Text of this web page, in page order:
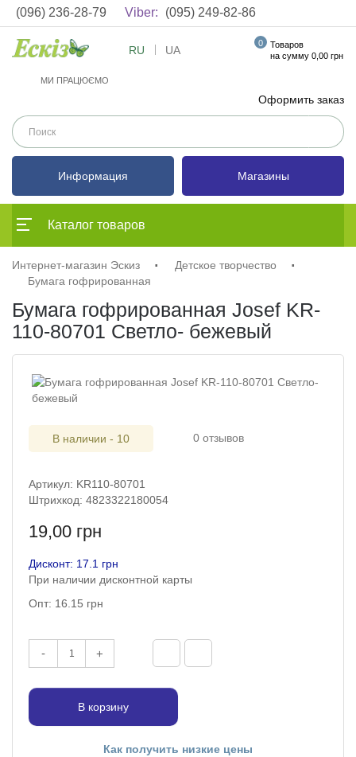
(096) 236-28-79 Viber: (095) 249-82-86
МИ ПРАЦЮЄМО
Оформить заказ
RU UA Товаров
0
на сумму 0,00 грн
Информация Магазины
Каталог товаров
Интернет-магазин Эскиз
Детское творчество
Бумага гофрированная
Бумага гофрированная Josef KR-
110-80701 Светло- бежевый
В наличии - 10 0 отзывов
Артикул: KR110-80701
Штрихкод: 4823322180054
19,00 грн
Дисконт: 17.1 грн
При наличии дисконтной карты
Опт: 16.15 грн
- +
В корзину
Как получить низкие цены